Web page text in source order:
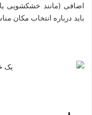
اضافی (مانند خشکشویی
باید درباره انتخاب مکان